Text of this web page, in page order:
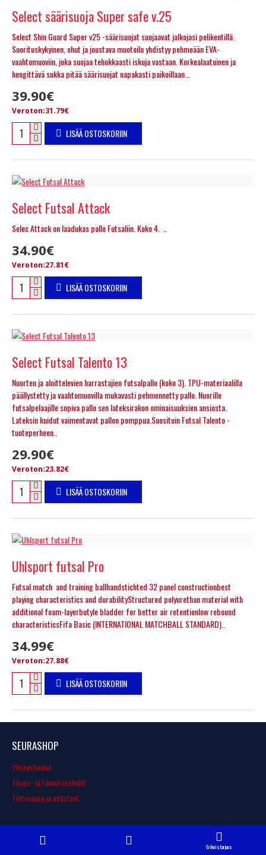
Select säärisuoja Super safe v.25
Select Shin Guard Super v25 -säärisuojat suojaavat jalkojasi pelikentillä.
Suorituskykyinen, ohut ja joustava muotoilu yhdistyy pehmeään EVA-
vaahtomuoviin, joka suojaa tehokkaasti iskuja vastaan. Korkealaatuinen ja
hengittävä sukka pitää säärisuojat napakasti paikoillaan...
39.90€
Veroton:31.79€
LISÄÄ OSTOSKORIIN
Select Futsal Attack
Selec Attack on laadukas pallo Futsaliin. Koko 4. ..
34.90€
Veroton:27.81€
LISÄÄ OSTOSKORIIN
Select Futsal Talento 13
Nuorten ja aloittelevien harrastajien futsalpallo (koko 3). TPU-materiaalilla
päällystetty ja vaahtomuovilla mukavasti pehmennetty pallo. Nuorille
futsalpelaajille sopiva pallo sen lateksirakon ominaisuuksien ansiosta.
Lateksin kuidut vaimentavat pallon pomppua.Suosituin Futsal Talento -
tuoteperheen..
29.90€
Veroton:23.82€
LISÄÄ OSTOSKORIIN
Uhlsport futsal Pro
Futsal match and training ballhandstichted 32 panel constructionbest
playing characteristics and durabilityStructured polyurethan material with
additional foam-layerbutyle bladder for better air retentionlow rebound
characteristicsFifa Basic (INTERNATIONAL MATCHBALL STANDARD)..
34.99€
Veroton:27.88€
LISÄÄ OSTOSKORIIN
SEURASHOP
Yhteystiedot
Tilaus- ja toimitusehdot
Tietosuoja ja evästeet
Erikoistarjous